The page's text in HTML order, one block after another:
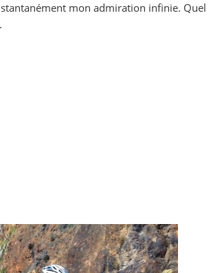
mon admiration infinie. Quel